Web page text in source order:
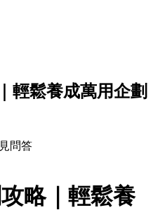
輕鬆養成萬用企劃
問答
略｜輕鬆養